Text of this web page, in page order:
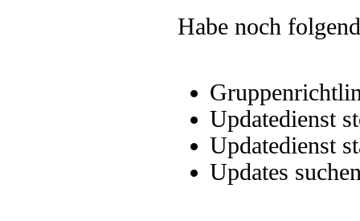
Habe noch
Updatedienst
Updatedienst
Updates